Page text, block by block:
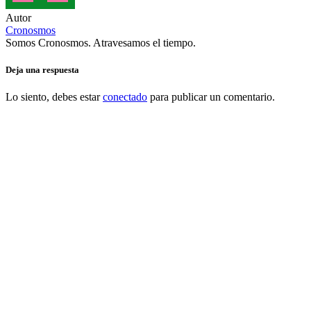
Autor
Cronosmos
Somos Cronosmos. Atravesamos el tiempo.
Deja una respuesta
Lo siento, debes estarconectado para publicar un comentario.